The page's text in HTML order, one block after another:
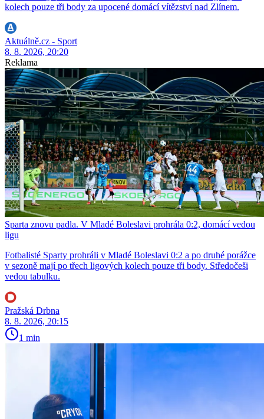
kolech pouze tři body za upocené domácí vítězství nad Zlínem.
Aktuálně.cz - Sport
8. 8. 2026, 20:20
Reklama
Sparta znovu padla. V Mladé Boleslavi prohrála 0:2, domácí vedou
ligu
Fotbalisté Sparty prohráli v Mladé Boleslavi 0:2 a po druhé porážce
v sezoně mají po třech ligových kolech pouze tři body. Středočeši
vedou tabulku.
Pražská Drbna
8. 8. 2026, 20:15
1 min